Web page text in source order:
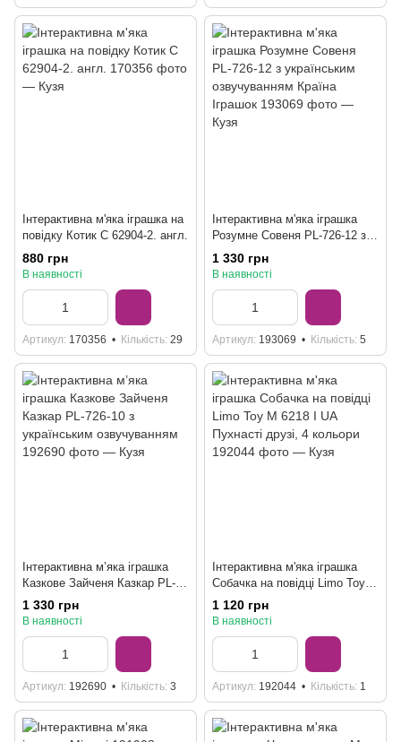
Інтерактивна м'яка іграшка на
повідку Котик C 62904-2. англ.
880 грн
В наявності
Артикул 170356 Кількість 29
Інтерактивна м'яка іграшка
Розумне Совеня PL-726-12 з
українським озвучуванням
Країна Іграшок
1 330 грн
В наявності
Артикул 193069 Кількість 5
Інтерактивна м’яка іграшка
Казкове Зайченя Казкар PL-
726-10 з українським
озвучуванням
1 330 грн
В наявності
Артикул 192690 Кількість 3
Інтерактивна м'яка іграшка
Собачка на повідці Limo Toy M
6218 I UA Пухнасті друзі, 4
кольори
1 120 грн
В наявності
Артикул 192044 Кількість 1